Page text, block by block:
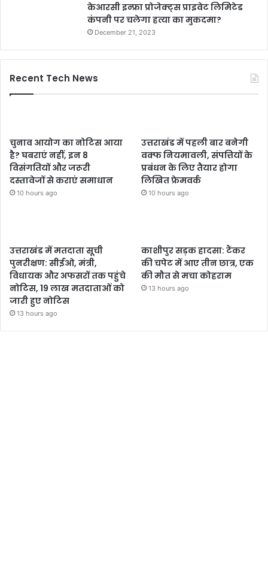
केआरसी इन्फ्रा प्रोजेक्ट्स प्राइवेट लिमिटेड
कंपनी पर चलेगा हत्या का मुकदमा?
December 21, 2023
Recent Tech News
चुनाव आयोग का नोटिस आया
है? घबराएं नहीं, इन 8
विसंगतियों और जरूरी
दस्तावेजों से कराएं समाधान
10 hours ago
उत्तराखंड में पहली बार बनेगी
वक्फ नियमावली, संपत्तियों के
प्रबंधन के लिए तैयार होगा
लिखित फ्रेमवर्क
10 hours ago
उत्तराखंड में मतदाता सूची
पुनरीक्षण: सीईओ, मंत्री,
विधायक और अफसरों तक पहुंचे
नोटिस, 19 लाख मतदाताओं को
जारी हुए नोटिस
13 hours ago
काशीपुर सड़क हादसा: टैंकर
की चपेट में आए तीन छात्र, एक
की मौत से मचा कोहराम
13 hours ago